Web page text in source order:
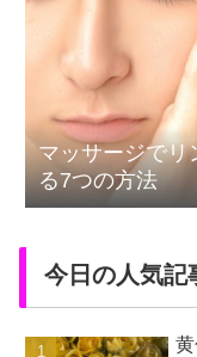
マッサージでリ
る7つの方法
今日の人気